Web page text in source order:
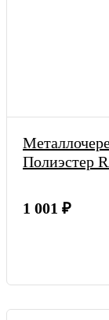
Полиэстер
1 001 ₽